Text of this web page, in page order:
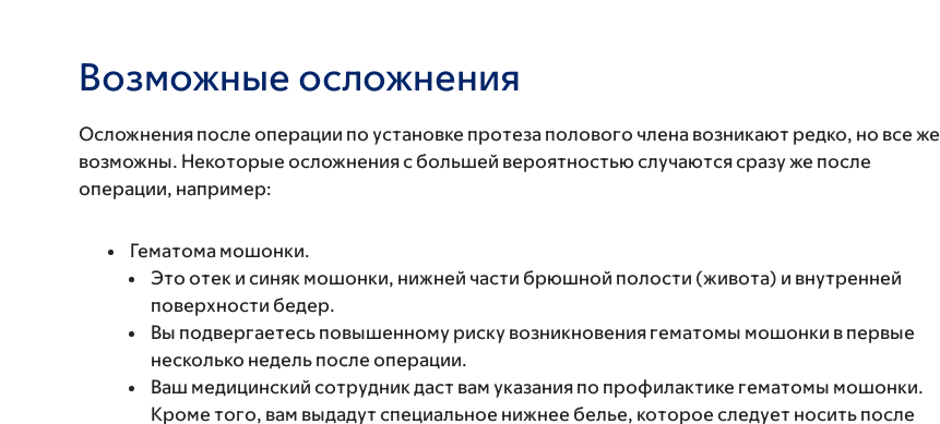
Возможные осложнения
Осложнения после операции по установке протеза полового члена возникают редко, но все же
возможны. Некоторые осложнения с большей вероятностью случаются сразу же после
операции, например:
Гематома мошонки.
Это отек и синяк мошонки, нижней части брюшной полости (живота) и внутренней
поверхности бедер.
Вы подвергаетесь повышенному риску возникновения гематомы мошонки в первые
несколько недель после операции.
Ваш медицинский сотрудник даст вам указания по профилактике гематомы мошонки.
Кроме того, вам выдадут специальное нижнее белье, которое следует носить после